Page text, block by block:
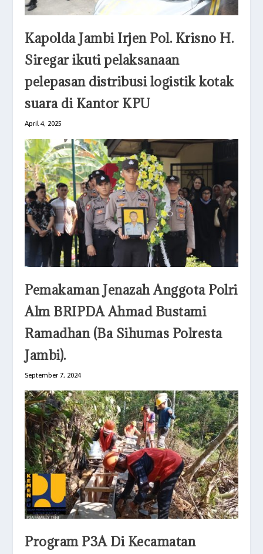
Kapolda Jambi Irjen Pol. Krisno H.
Siregar ikuti pelaksanaan
pelepasan distribusi logistik kotak
suara di Kantor KPU
April 4, 2025
Pemakaman Jenazah Anggota Polri
Alm BRIPDA Ahmad Bustami
Ramadhan (Ba Sihumas Polresta
Jambi).
September 7, 2024
Program P3A Di Kecamatan